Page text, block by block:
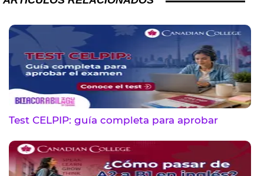
Test CELPIP: guía completa para aprobar